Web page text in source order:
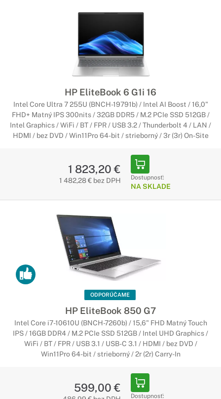
HP EliteBook 6 G1i 16
Intel Core Ultra 7 255U (BNCH-19791b) / Intel AI Boost / 16,0"
FHD+ Matný IPS 300nits / 32GB DDR5 / M.2 PCIe SSD 512GB /
Intel Graphics / WiFi / BT / FPR / USB 3.2 / Thunderbolt 4 / LAN /
HDMI / bez DVD / Win11Pro 64-bit / strieborný / 3r (3r) On-Site
1 823,20 €
1 482,28 € bez DPH Dostupnosť:
NA SKLADE
ODPORÚČAME
HP EliteBook 850 G7
Intel Core i7-10610U (BNCH-7260b) / 15,6" FHD Matný Touch
IPS / 16GB DDR4 / M.2 PCIe SSD 512GB / Intel UHD Graphics /
WiFi / BT / FPR / USB 3.1 / USB-C 3.1 / HDMI / bez DVD /
Win11Pro 64-bit / strieborný / 2r (2r) Carry-In
599,00 €
Dostupnosť: